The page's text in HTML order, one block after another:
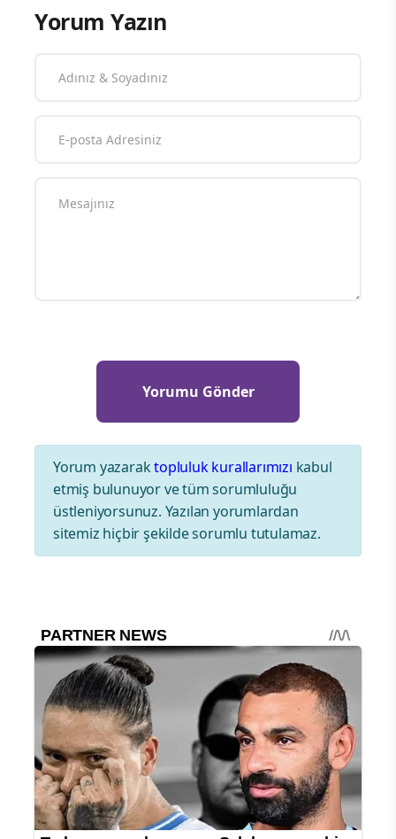
Yorum Yazın
Yorum yazaraktopluluk kurallarımızı kabul
etmiş bulunuyor ve tüm sorumluluğu
üstleniyorsunuz. Yazılan yorumlardan
sitemiz hiçbir şekilde sorumlu tutulamaz.